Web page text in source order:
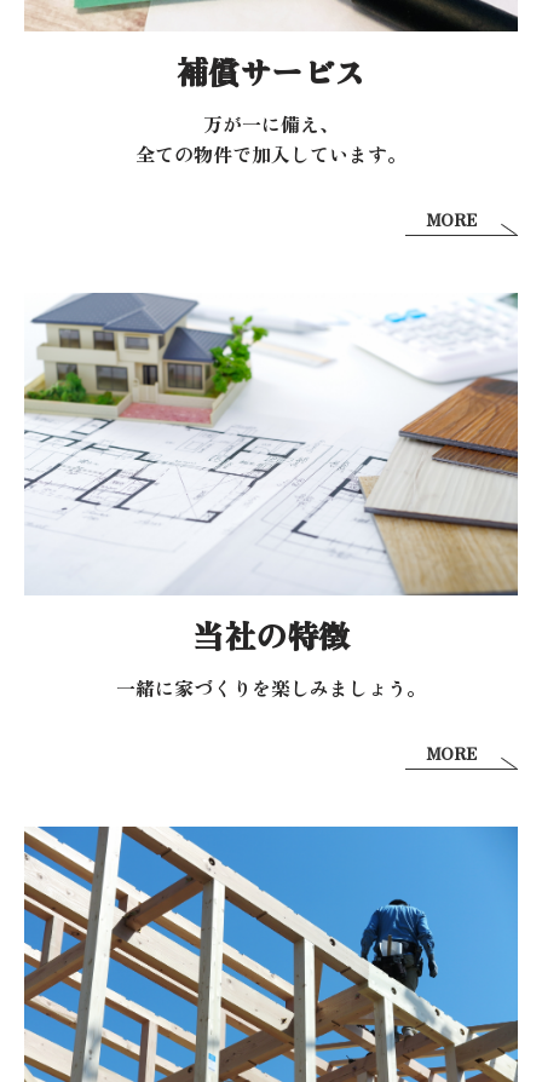
補償サービス
万が一に備え、
全ての物件で加入しています。
MORE
当社の特徴
一緒に家づくりを楽しみましょう。
MORE